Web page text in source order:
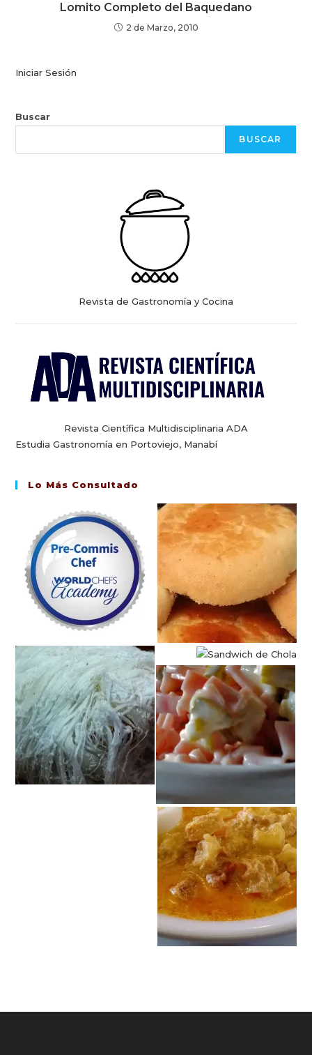
Lomito Completo del Baquedano
2 de Marzo, 2010
Iniciar Sesión
Buscar
BUSCAR
Revista de Gastronomía y Cocina
Revista Científica Multidisciplinaria ADA
Estudia Gastronomía en Portoviejo, Manabí
Lo Más Consultado